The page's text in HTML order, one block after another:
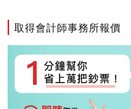
取得會計師事務所報價